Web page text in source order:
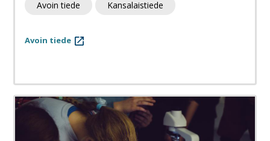
Avoin tiede Kansalaistiede
Avoin tiede